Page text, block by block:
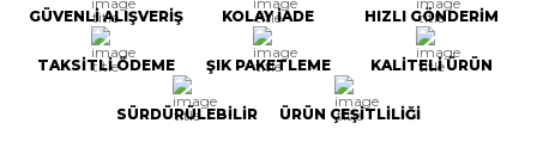
GÜVENLİ ALIŞVERİŞ KOLAY İADE HIZLI GÖNDERİM
TAKSİTLİ ÖDEME ŞIK PAKETLEME KALİTELİ ÜRÜN
SÜRDÜRÜLEBİLİR ÜRÜN ÇEŞİTLİLİĞİ